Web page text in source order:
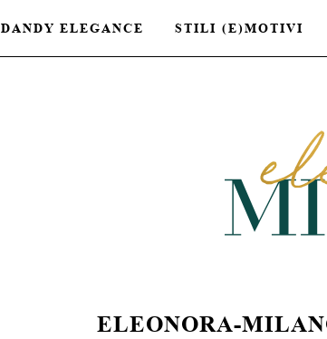
DANDY ELEGANCE STILI (E)MOTIVI
ELEONORA-